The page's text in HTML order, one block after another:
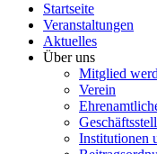
Startseite
Veranstaltungen
Aktuelles
Über uns
Mitglied
Verein
Institutionen